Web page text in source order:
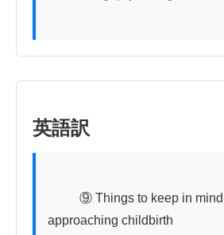
英語訳
approaching childbirth